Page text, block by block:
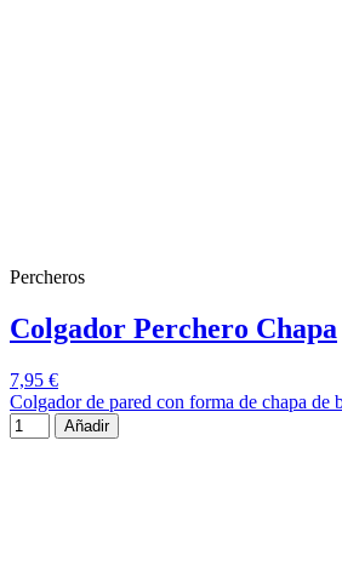
Percheros
Colgador Perchero Chapa
7,95 €
Colgador de pared con forma de chapa de
Añadir